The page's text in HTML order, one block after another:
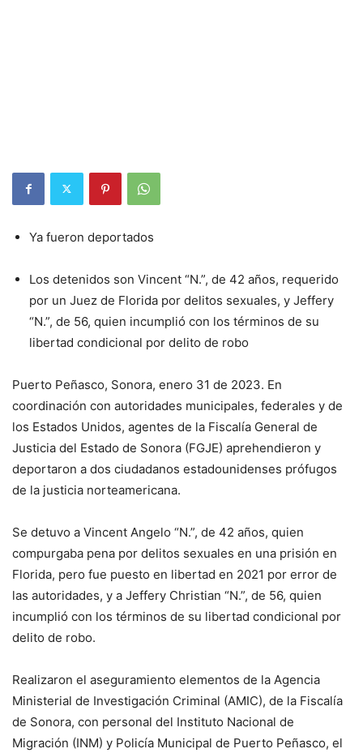
Ya fueron deportados
Los detenidos son Vincent “N.”, de 42 años, requerido
por un Juez de Florida por delitos sexuales, y Jeffery
“N.”, de 56, quien incumplió con los términos de su
libertad condicional por delito de robo
Puerto Peñasco, Sonora, enero 31 de 2023. En
coordinación con autoridades municipales, federales y de
los Estados Unidos, agentes de la Fiscalía General de
Justicia del Estado de Sonora (FGJE) aprehendieron y
deportaron a dos ciudadanos estadounidenses prófugos
de la justicia norteamericana.
Se detuvo a Vincent Angelo “N.”, de 42 años, quien
compurgaba pena por delitos sexuales en una prisión en
Florida, pero fue puesto en libertad en 2021 por error de
las autoridades, y a Jeffery Christian “N.”, de 56, quien
incumplió con los términos de su libertad condicional por
delito de robo.
Realizaron el aseguramiento elementos de la Agencia
Ministerial de Investigación Criminal (AMIC), de la Fiscalía
de Sonora, con personal del Instituto Nacional de
Migración (INM) y Policía Municipal de Puerto Peñasco, el